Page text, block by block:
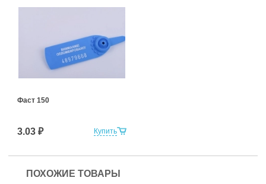
Купить
Фаст 150
3.03 ₽
ПОХОЖИЕ ТОВАРЫ